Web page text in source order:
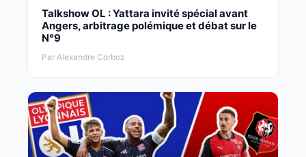
Talkshow OL : Yattara invité spécial avant
Angers, arbitrage polémique et débat sur le
N°9
Par Alexandre Corboz